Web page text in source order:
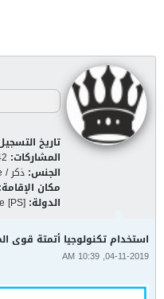
تاريخ
المشاركات:
الجنس: ذكر / Male
مكان الإقامة:
الدولة: [PS]
استخدام تكنولوجيا أتمتة قوى
04-11-2019, 10:39 AM